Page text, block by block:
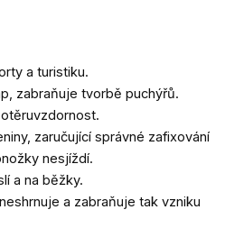
a turistiku.
zabraňuje tvorbě puchýřů.
zaručující správné zafixování
nesjíždí.
a na běžky.
a zabraňuje tak vzniku